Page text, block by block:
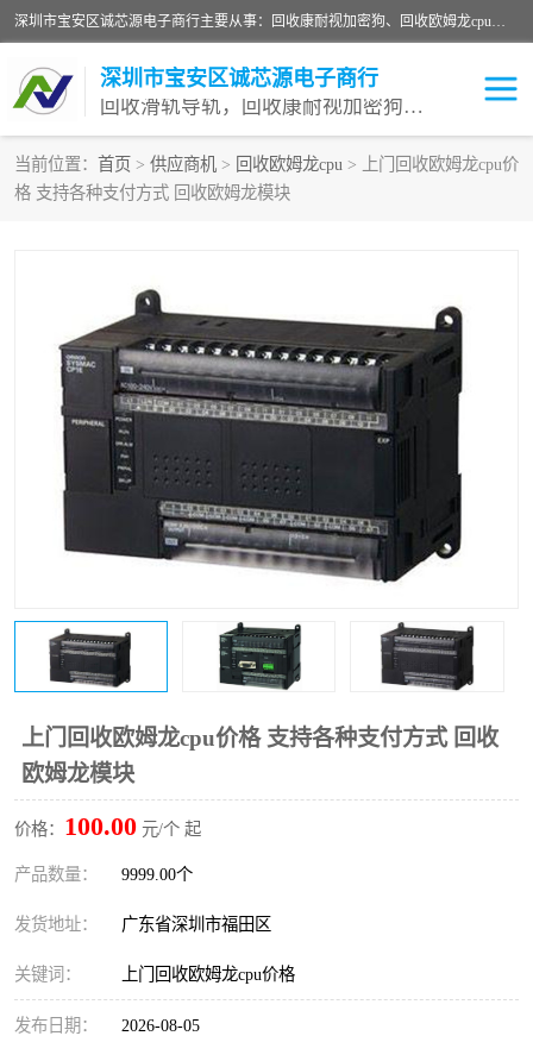
深圳市宝安区诚芯源电子商行主要从事：回收康耐视加密狗、回收欧姆龙cpu、回收欧姆龙模块等 一站式收购,能迅速便捷为客户消化库存、减少仓储、回笼资金，我们交易灵活方便，现金支付，价格优势合理，在业务方面赢得广大客户的一致好评 热情欢迎有库存需要处理的客户 请尽快联系我们
深圳市宝安区诚芯源电子商行
回收滑轨导轨，回收康耐视加密狗，回收欧姆龙PLC
当前位置： 首页 > 供应商机 > 回收欧姆龙cpu > 上门回收欧姆龙cpu价
格 支持各种支付方式 回收欧姆龙模块
上门回收欧姆龙cpu价格 支持各种支付方式 回收
欧姆龙模块
价格： 100.00 元/个 起
产品数量： 9999.00个
发货地址： 广东省深圳市福田区
关键词： 上门回收欧姆龙cpu价格
发布日期： 2026-08-05
回收欧姆龙模块